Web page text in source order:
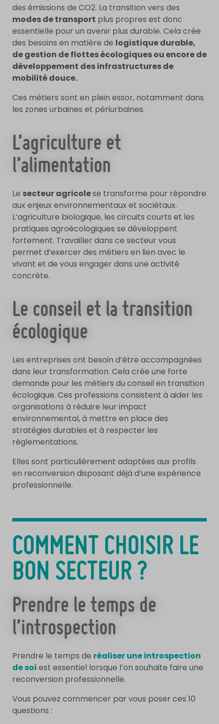
des émissions de CO2. La transition vers des
modes de transport plus propres est donc
essentielle pour un avenir plus durable. Cela crée
des besoins en matière de logistique durable,
de gestion de flottes écologiques ou encore de
développement des infrastructures de
mobilité douce.
Ces métiers sont en plein essor, notamment dans
les zones urbaines et périurbaines.
L’agriculture et
l’alimentation
Le secteur agricolese transforme pour répondre
aux enjeux environnementaux et sociétaux.
L’agriculture biologique, les circuits courts et les
pratiques agroécologiques se développent
fortement. Travailler dans ce secteur vous
permet d’exercer des métiers en lien avec le
vivant et de vous engager dans une activité
concrète.
Le conseil et la transition
écologique
Les entreprises ont besoin d’être accompagnées
dans leur transformation. Cela crée une forte
demande pour les métiers du conseil en transition
écologique. Ces professions consistent à aider les
organisations à réduire leur impact
environnemental, à mettre en place des
stratégies durables et à respecter les
réglementations.
Elles sont particulièrement adaptées aux profils
en reconversion disposant déjà d’une expérience
professionnelle.
COMMENT CHOISIR LE
BON SECTEUR ?
Prendre le temps de
l’introspection
Prendre le temps de réaliser une introspection
de soi est essentiel lorsque l’on souhaite faire une
reconversion professionnelle.
Vous pouvez commencer par vous poser ces 10
questions :